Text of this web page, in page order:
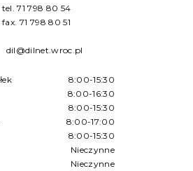
tel. 71 798 80 54
fax. 71 798 80 51
dil@dilnet.wroc.pl
8:00-15:30
8:00-16:30
8:00-15:30
8:00-17:00
8:00-15:30
Nieczynne
Nieczynne